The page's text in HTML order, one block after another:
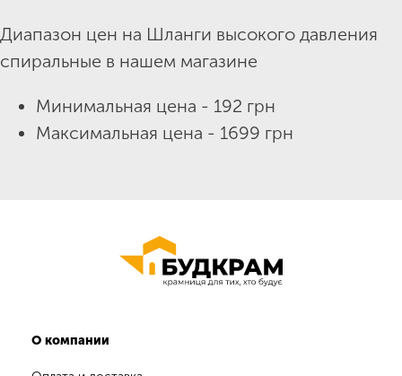
Диапазон цен на Шланги высокого давления
спиральные в нашем магазине
Минимальная цена - 192 грн
Максимальная цена - 1699 грн
О компании